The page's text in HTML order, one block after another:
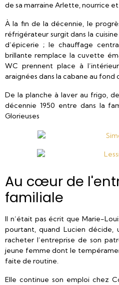
de sa marraine Arlette, nourrice
À la fin de la décennie, le
réfrigérateur surgit dans la
d’épicerie ; le chauffage
brillante remplace la cuvette
WC prennent place à
araignées dans la cabane au fond
De la planche à laver au frigo,
décennie 1950 entre dans la
Glorieuses
Au cœur de
familiale
Il n’était pas écrit que Marie-
pourtant, quand Lucien décide,
racheter l’entreprise de son
jeune femme dont le
faite de routine.
Elle continue son emploi chez